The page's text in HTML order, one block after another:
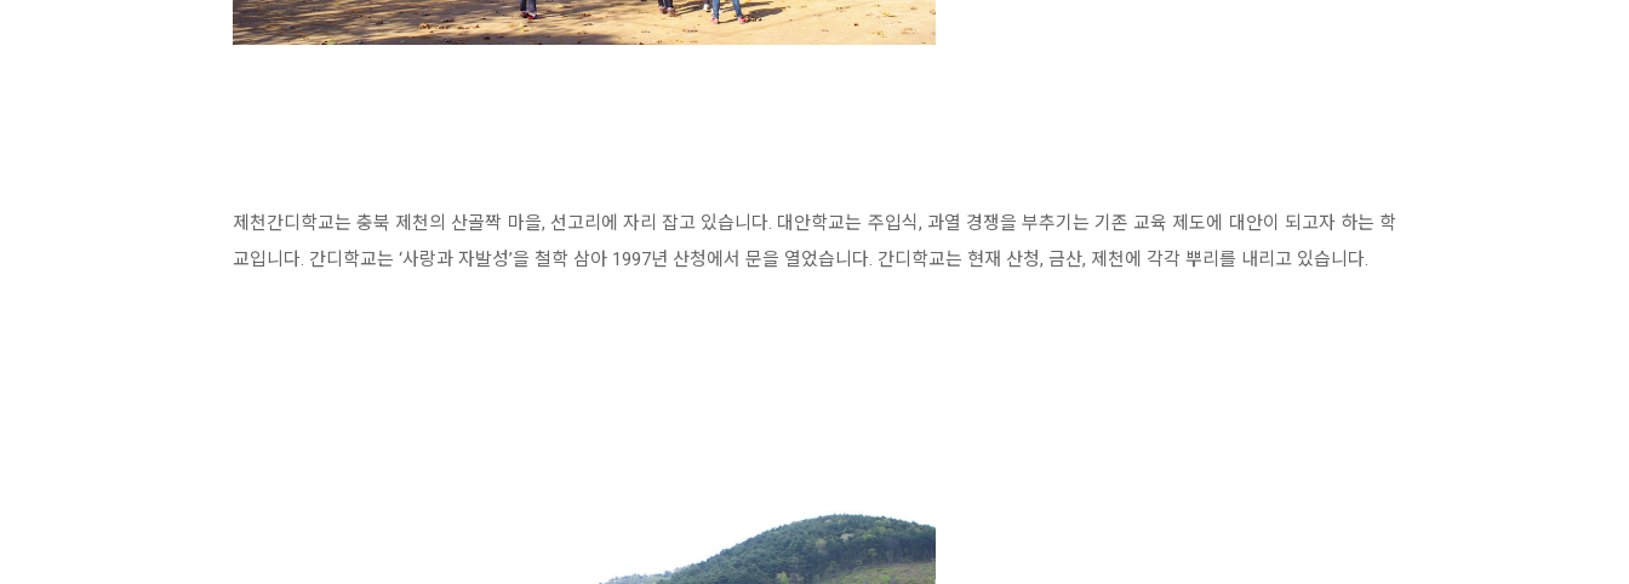
제천간디학교는 충북 제천의 산골짝 마을, 선고리에 자리 잡고 있습니다. 대안학교는 주입식, 과열 경쟁을 부추기는 기존 교육 제도에 대안이 되고자 하는 학
교입니다. 간디학교는 ‘사랑과 자발성’을 철학 삼아 1997년 산청에서 문을 열었습니다. 간디학교는 현재 산청, 금산, 제천에 각각 뿌리를 내리고 있습니다.